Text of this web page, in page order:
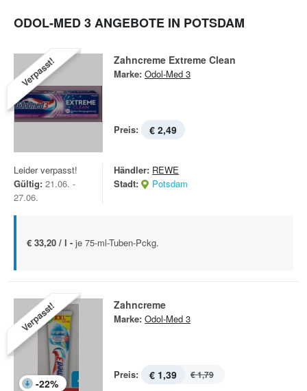
ODOL-MED 3 ANGEBOTE IN POTSDAM
Verpasst! Zahncreme Extreme Clean
Marke: Odol-Med 3
Preis: € 2,49
Leider verpasst!
Gültig: 21.06. -
27.06.
Händler: REWE
Stadt:
Potsdam
€ 33,20 / l - je 75-ml-Tuben-Pckg.
Verpasst!
-22%
Zahncreme
Marke: Odol-Med 3
Preis: € 1,39 € 1,79